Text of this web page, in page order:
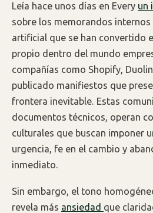
Leía hace unos días en Every un
sobre los memorandos
artificial que se han convertido
propio dentro del mundo
compañías como Shopify,
publicado manifiestos que
frontera inevitable. Estas
documentos técnicos, operan
culturales que buscan imponer
urgencia, fe en el cambio y
inmediato.
Sin embargo, el tono
revela más ansiedad que